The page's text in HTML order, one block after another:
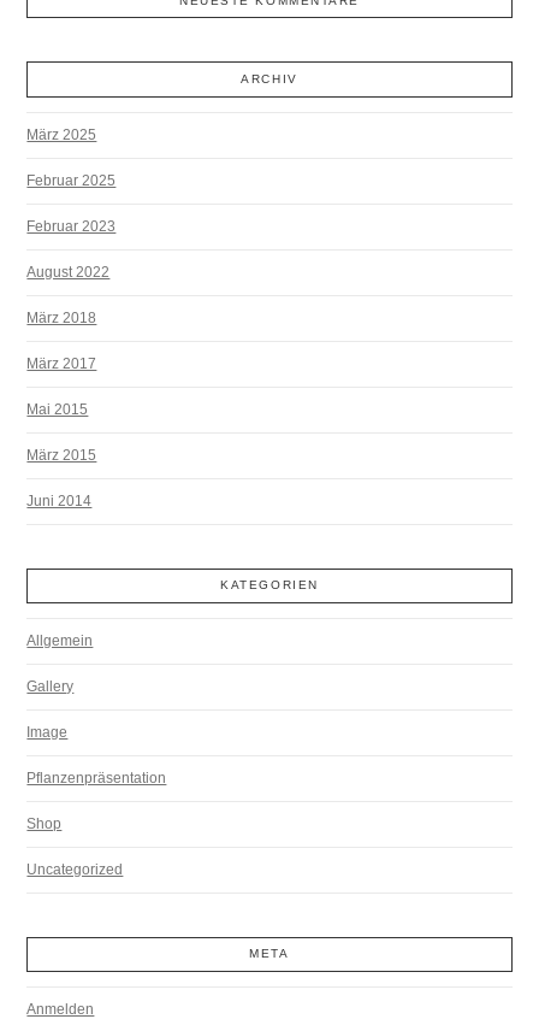
ARCHIV
März 2025
Februar 2025
Februar 2023
August 2022
März 2018
März 2017
Mai 2015
März 2015
Juni 2014
KATEGORIEN
Allgemein
Gallery
Image
Pflanzenpräsentation
Shop
Uncategorized
META
Anmelden